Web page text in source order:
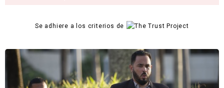
Se adhiere a los criterios de